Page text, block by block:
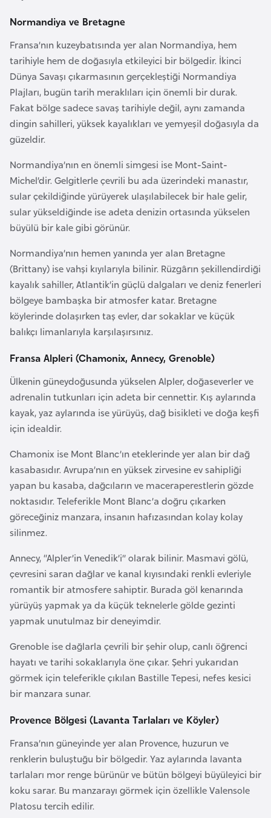
Normandiya ve Bretagne
Fransa’nın kuzeybatısında yer alan Normandiya, hem
tarihiyle hem de doğasıyla etkileyici bir bölgedir. İkinci
Dünya Savaşı çıkarmasının gerçekleştiği Normandiya
Plajları, bugün tarih meraklıları için önemli bir durak.
Fakat bölge sadece savaş tarihiyle değil, aynı zamanda
dingin sahilleri, yüksek kayalıkları ve yemyeşil doğasıyla da
güzeldir.
Normandiya’nın en önemli simgesi ise Mont-Saint-
Michel’dir. Gelgitlerle çevrili bu ada üzerindeki manastır,
sular çekildiğinde yürüyerek ulaşılabilecek bir hale gelir,
sular yükseldiğinde ise adeta denizin ortasında yükselen
büyülü bir kale gibi görünür.
Normandiya’nın hemen yanında yer alan Bretagne
(Brittany) ise vahşi kıyılarıyla bilinir. Rüzgârın şekillendirdiği
kayalık sahiller, Atlantik’in güçlü dalgaları ve deniz fenerleri
bölgeye bambaşka bir atmosfer katar. Bretagne
köylerinde dolaşırken taş evler, dar sokaklar ve küçük
balıkçı limanlarıyla karşılaşırsınız.
Fransa Alpleri (Chamonix, Annecy, Grenoble)
Ülkenin güneydoğusunda yükselen Alpler, doğaseverler ve
adrenalin tutkunları için adeta bir cennettir. Kış aylarında
kayak, yaz aylarında ise yürüyüş, dağ bisikleti ve doğa keşfi
için idealdir.
Chamonix ise Mont Blanc’ın eteklerinde yer alan bir dağ
kasabasıdır. Avrupa’nın en yüksek zirvesine ev sahipliği
yapan bu kasaba, dağcıların ve maceraperestlerin gözde
noktasıdır. Teleferikle Mont Blanc’a doğru çıkarken
göreceğiniz manzara, insanın hafızasından kolay kolay
silinmez.
Annecy, “Alpler’in Venedik’i” olarak bilinir. Masmavi gölü,
çevresini saran dağlar ve kanal kıyısındaki renkli evleriyle
romantik bir atmosfere sahiptir. Burada göl kenarında
yürüyüş yapmak ya da küçük teknelerle gölde gezinti
yapmak unutulmaz bir deneyimdir.
Grenoble ise dağlarla çevrili bir şehir olup, canlı öğrenci
hayatı ve tarihi sokaklarıyla öne çıkar. Şehri yukarıdan
görmek için teleferikle çıkılan Bastille Tepesi, nefes kesici
bir manzara sunar.
Provence Bölgesi (Lavanta Tarlaları ve Köyler)
Fransa’nın güneyinde yer alan Provence, huzurun ve
renklerin buluştuğu bir bölgedir. Yaz aylarında lavanta
tarlaları mor renge bürünür ve bütün bölgeyi büyüleyici bir
koku sarar. Bu manzarayı görmek için özellikle Valensole
Platosu tercih edilir.
t
y
o
p
y
a
i
l
d
i
ş
S
a
h
i
l
i
i
n
l
a
n
d
i
y
a
r
a
n
s
a
G
a
b
n
G
a
m
b